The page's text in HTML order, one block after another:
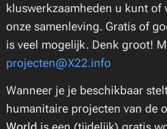
kluswerkzaamheden u kunt
onze samenleving. Gratis of
is veel mogelijk. Denk groot!
projecten@X22.info
Wanneer je je beschikbaar
humanitaire projecten van de